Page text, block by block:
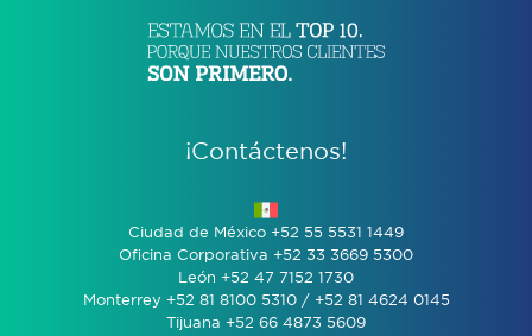
¡Contáctenos!
Ciudad de México +52 55 5531 1449
Oficina Corporativa +52 33 3669 5300
León +52 47 7152 1730
Monterrey +52 81 8100 5310 / +52 81 4624 0145
Tijuana +52 66 4873 5609